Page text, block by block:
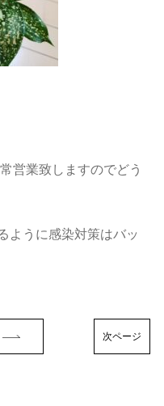
営業致しますのでどう
ように感染対策はバッ
次ページ